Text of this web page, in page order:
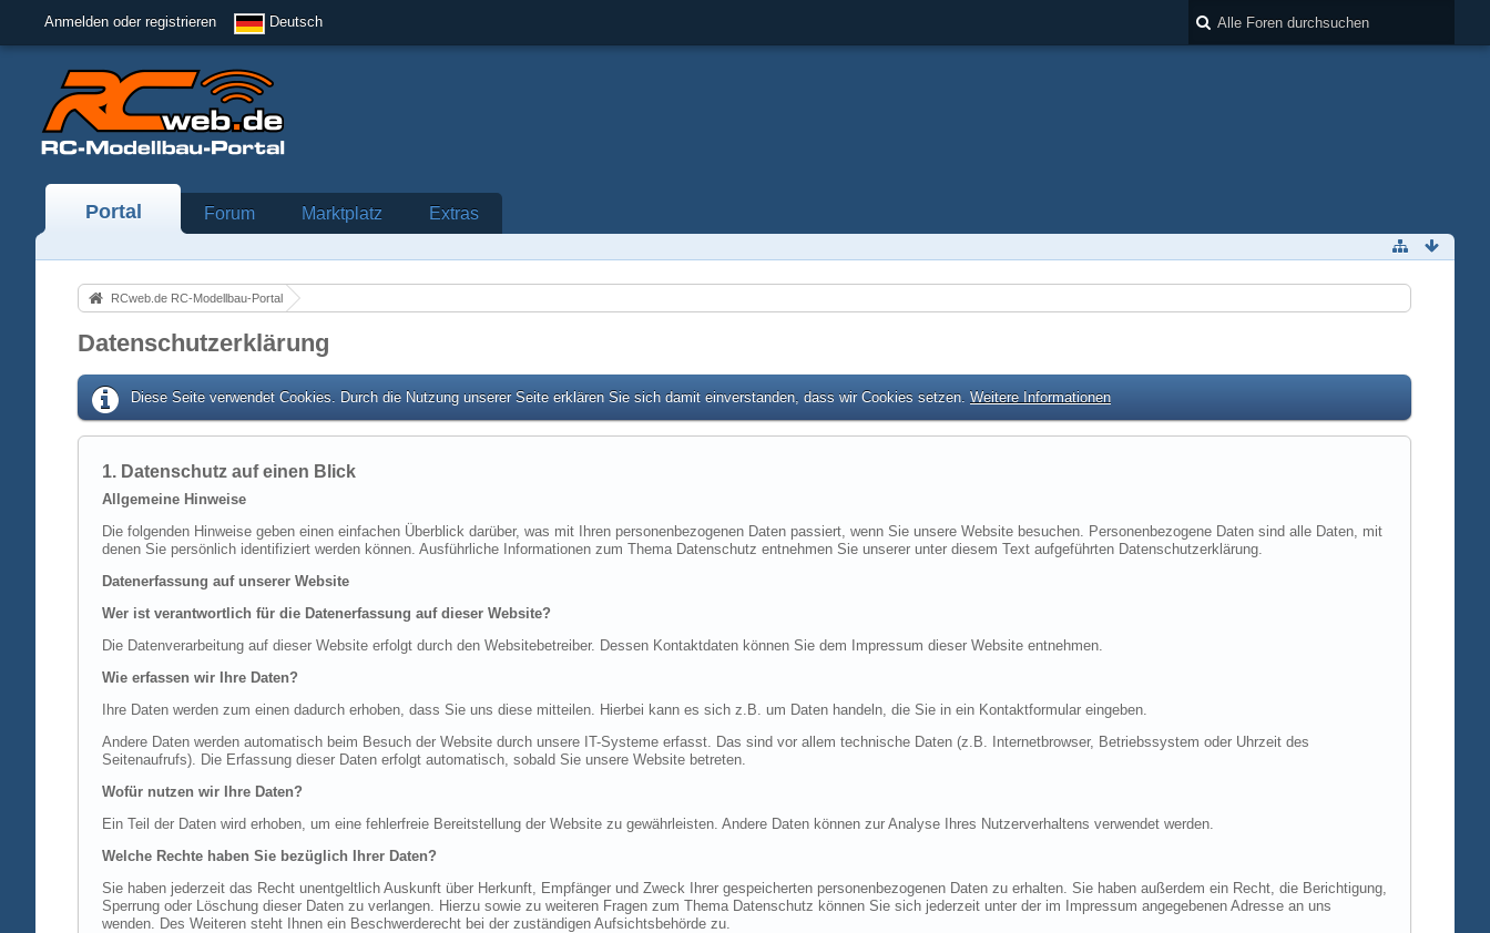
Anmelden oder registrieren Deutsch
Portal Forum Marktplatz Extras
RCweb.de RC-Modellbau-Portal
Datenschutzerklärung
Diese Seite verwendet Cookies. Durch die Nutzung unserer Seite erklären Sie sich damit einverstanden, dass wir Cookies setzen. Weitere Informationen
1. Datenschutz auf einen Blick
Allgemeine Hinweise
Die folgenden Hinweise geben einen einfachen Überblick darüber, was mit Ihren personenbezogenen Daten passiert, wenn Sie unsere Website besuchen. Personenbezogene Daten sind alle Daten, mit
denen Sie persönlich identifiziert werden können. Ausführliche Informationen zum Thema Datenschutz entnehmen Sie unserer unter diesem Text aufgeführten Datenschutzerklärung.
Datenerfassung auf unserer Website
Wer ist verantwortlich für die Datenerfassung auf dieser Website?
Die Datenverarbeitung auf dieser Website erfolgt durch den Websitebetreiber. Dessen Kontaktdaten können Sie dem Impressum dieser Website entnehmen.
Wie erfassen wir Ihre Daten?
Ihre Daten werden zum einen dadurch erhoben, dass Sie uns diese mitteilen. Hierbei kann es sich z.B. um Daten handeln, die Sie in ein Kontaktformular eingeben.
Andere Daten werden automatisch beim Besuch der Website durch unsere IT-Systeme erfasst. Das sind vor allem technische Daten (z.B. Internetbrowser, Betriebssystem oder Uhrzeit des
Seitenaufrufs). Die Erfassung dieser Daten erfolgt automatisch, sobald Sie unsere Website betreten.
Wofür nutzen wir Ihre Daten?
Ein Teil der Daten wird erhoben, um eine fehlerfreie Bereitstellung der Website zu gewährleisten. Andere Daten können zur Analyse Ihres Nutzerverhaltens verwendet werden.
Welche Rechte haben Sie bezüglich Ihrer Daten?
Sie haben jederzeit das Recht unentgeltlich Auskunft über Herkunft, Empfänger und Zweck Ihrer gespeicherten personenbezogenen Daten zu erhalten. Sie haben außerdem ein Recht, die Berichtigung,
Sperrung oder Löschung dieser Daten zu verlangen. Hierzu sowie zu weiteren Fragen zum Thema Datenschutz können Sie sich jederzeit unter der im Impressum angegebenen Adresse an uns
wenden. Des Weiteren steht Ihnen ein Beschwerderecht bei der zuständigen Aufsichtsbehörde zu.